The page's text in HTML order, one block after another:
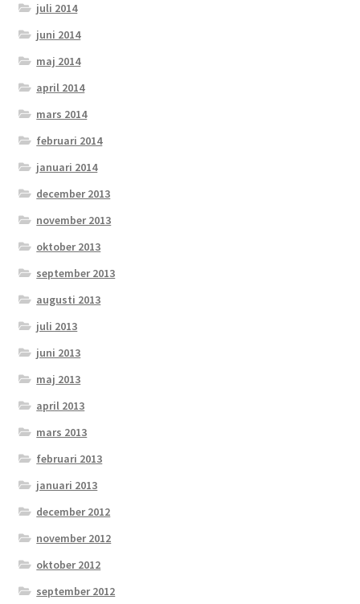
juli 2014
juni 2014
maj 2014
april 2014
mars 2014
februari 2014
januari 2014
december 2013
november 2013
oktober 2013
september 2013
augusti 2013
juli 2013
juni 2013
maj 2013
april 2013
mars 2013
februari 2013
januari 2013
december 2012
november 2012
oktober 2012
september 2012